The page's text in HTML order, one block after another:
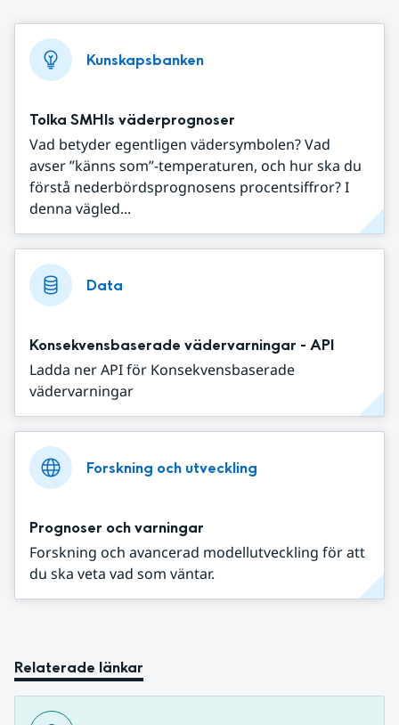
Kunskapsbanken
Tolka SMHIs väderprognoser
Vad betyder egentligen vädersymbolen? Vad
avser ”känns som”-temperaturen, och hur ska du
förstå nederbördsprognosens procentsiffror? I
denna vägled...
Data
Konsekvensbaserade vädervarningar - API
Ladda ner API för Konsekvensbaserade
vädervarningar
Forskning och utveckling
Prognoser och varningar
Forskning och avancerad modellutveckling för att
du ska veta vad som väntar.
Relaterade länkar